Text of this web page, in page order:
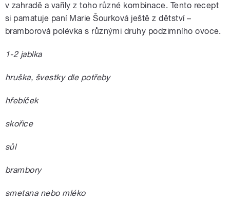
v zahradě a vařily z toho různé kombinace. Tento recept
si pamatuje paní Marie Šourková ještě z dětství –
bramborová polévka s různými druhy podzimního ovoce.
1-2 jablka
hruška, švestky dle potřeby
hřebíček
skořice
sůl
brambory
smetana nebo mléko